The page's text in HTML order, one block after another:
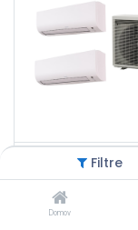
Filtre
Domov
2 571,19€